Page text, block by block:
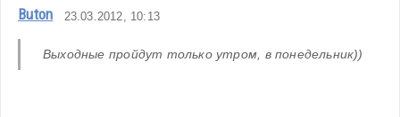
Buton 23.03.2012, 10:13
Выходные пройдут только утром, в понедельник))